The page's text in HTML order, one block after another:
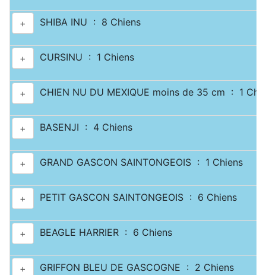
+ SHIBA INU : 8 Chiens
+ CURSINU : 1 Chiens
+ CHIEN NU DU MEXIQUE moins de 35 cm : 1
+ BASENJI : 4 Chiens
+ GRAND GASCON SAINTONGEOIS : 1 Chiens
+ PETIT GASCON SAINTONGEOIS : 6 Chiens
+ BEAGLE HARRIER : 6 Chiens
+ GRIFFON BLEU DE GASCOGNE : 2 Chiens